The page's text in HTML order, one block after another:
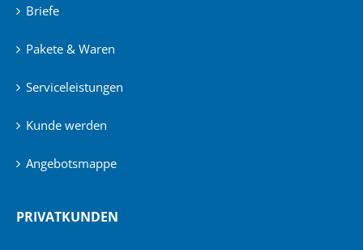
Briefe
Pakete & Waren
Serviceleistungen
Kunde werden
Angebotsmappe
PRIVATKUNDEN